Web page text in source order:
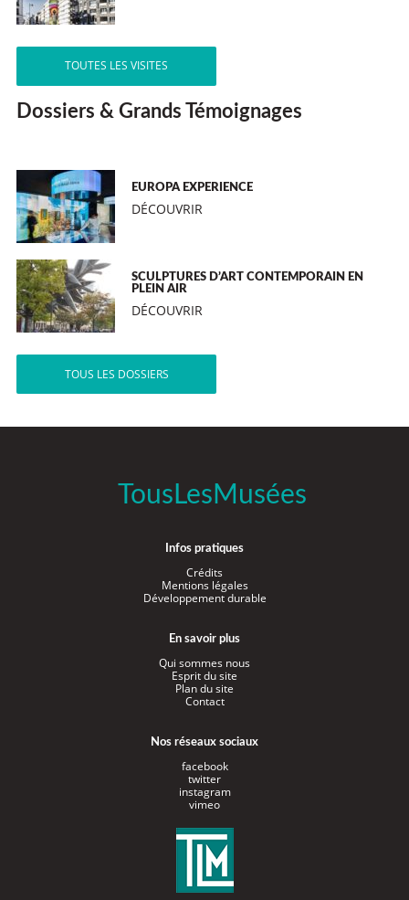
TOUTES LES VISITES
Dossiers & Grands Témoignages
EUROPA EXPERIENCE
DÉCOUVRIR
SCULPTURES D’ART CONTEMPORAIN EN
PLEIN AIR
DÉCOUVRIR
TOUS LES DOSSIERS
TousLesMusées
Infos pratiques
Crédits
Mentions légales
Développement durable
En savoir plus
Qui sommes nous
Esprit du site
Plan du site
Contact
Nos réseaux sociaux
facebook
twitter
instagram
vimeo